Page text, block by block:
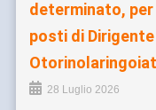
determinato, per
posti di
28 Luglio 2026